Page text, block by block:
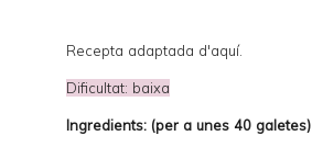
Recepta adaptada d'aquí.
Dificultat: baixa
Ingredients: (per a unes 40 galetes)